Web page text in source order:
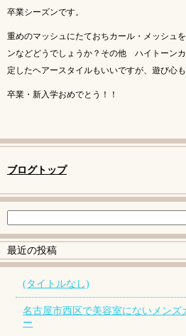
卒業シーズンです。
重めのマッシュにたておちカール・メッシュ
ンなどどうでしょうか？その他 ハイトーン
定したヘアースタイルもいいですが、遊び心も
卒業・新入学おめでとう！！
ブログトップ
最近の投稿
(タイトルなし)
名古屋市西区で美容室にないメンズ
ー